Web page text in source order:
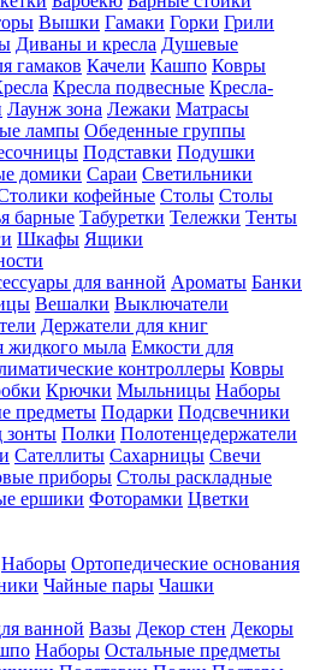
Вышки Гамаки Горки Грили
Диваны и кресла Душевые
гамаков Качели Кашпо Ковры
Кресла подвесные Кресла-
Лаунж зона Лежаки Матрасы
лампы Обеденные группы
Подставки Подушки
домики Сараи Светильники
кофейные Столы Столы
барные Табуретки Тележки Тенты
Шкафы Ящики
для ванной Ароматы Банки
Вешалки Выключатели
Держатели для книг
жидкого мыла Емкости для
контроллеры Ковры
Крючки Мыльницы Наборы
предметы Подарки Подсвечники
зонты Полки Полотенцедержатели
Сателлиты Сахарницы Свечи
приборы Столы раскладные
ершики Фоторамки Цветки
Наборы Ортопедические основания
Чайные пары Чашки
ванной Вазы Декор стен Декоры
Наборы Остальные предметы